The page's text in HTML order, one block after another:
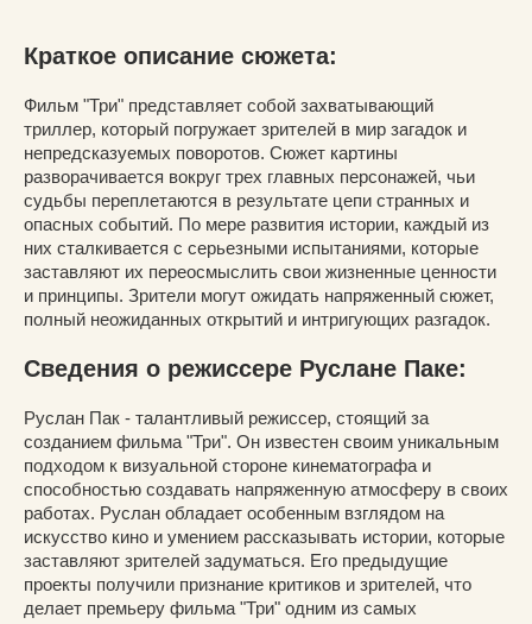
Краткое описание сюжета:
Фильм "Три" представляет собой захватывающий
триллер, который погружает зрителей в мир загадок и
непредсказуемых поворотов. Сюжет картины
разворачивается вокруг трех главных персонажей, чьи
судьбы переплетаются в результате цепи странных и
опасных событий. По мере развития истории, каждый из
них сталкивается с серьезными испытаниями, которые
заставляют их переосмыслить свои жизненные ценности
и принципы. Зрители могут ожидать напряженный сюжет,
полный неожиданных открытий и интригующих разгадок.
Сведения о режиссере Руслане Паке:
Руслан Пак - талантливый режиссер, стоящий за
созданием фильма "Три". Он известен своим уникальным
подходом к визуальной стороне кинематографа и
способностью создавать напряженную атмосферу в своих
работах. Руслан обладает особенным взглядом на
искусство кино и умением рассказывать истории, которые
заставляют зрителей задуматься. Его предыдущие
проекты получили признание критиков и зрителей, что
делает премьеру фильма "Три" одним из самых